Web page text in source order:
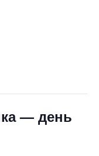
— день